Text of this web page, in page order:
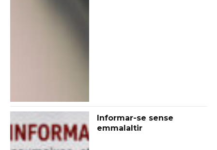
Informar-se sense
emmalaltir